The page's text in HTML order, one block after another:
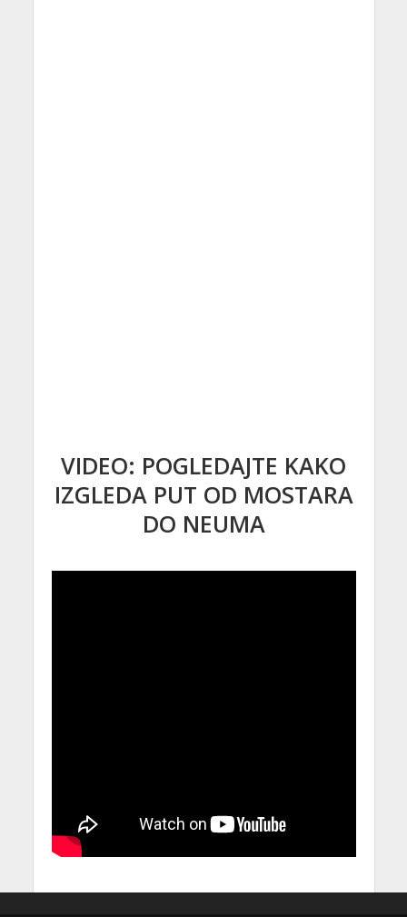
VIDEO: POGLEDAJTE KAKO
IZGLEDA PUT OD MOSTARA
DO NEUMA